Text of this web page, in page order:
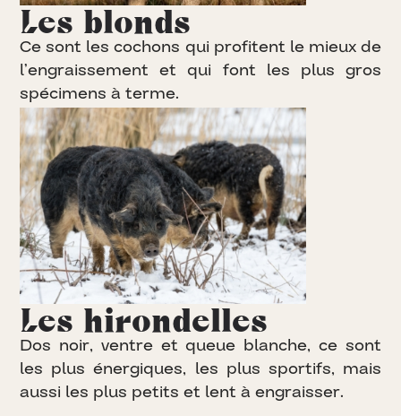
Les blonds
Ce sont les cochons qui profitent le mieuxde
l’engraissement et qui font les plus gros
spécimens à terme.
Les hirondelles
Dos noir, ventre et queue blanche, ce sont
les plus énergiques, les plus sportifs, mais
aussi les plus petits et lent à engraisser.